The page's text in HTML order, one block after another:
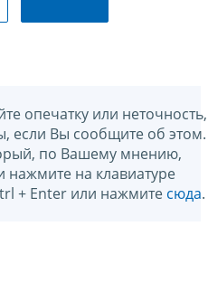
опечатку или неточность,
если Вы сообщите об этом.
по Вашему мнению,
нажмите на клавиатуре
+ Enter или нажмите сюда.